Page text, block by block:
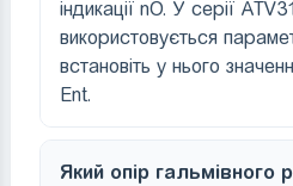
індикації nO. У серії
використовується
встановіть у нього
Ent.
Який опір гальмівного